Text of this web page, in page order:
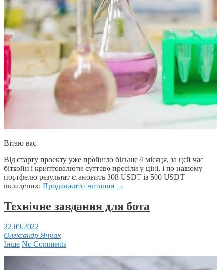
Вітаю вас
Від старту проекту уже пройшло більше 4 місяця, за цей час
біткойн і криптовалюти суттєво просіли у ціні, і по нашому
портфелю результат становить 308 USDT із 500 USDT
вкладених: Продовжити читання →
Технічне завдання для бота
22.09.2022
Олександр Янчак
Інше No Comments